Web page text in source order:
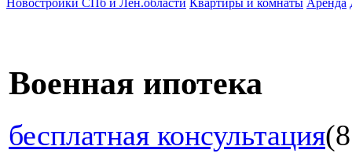
Военная ипотека
бесплатная консультация